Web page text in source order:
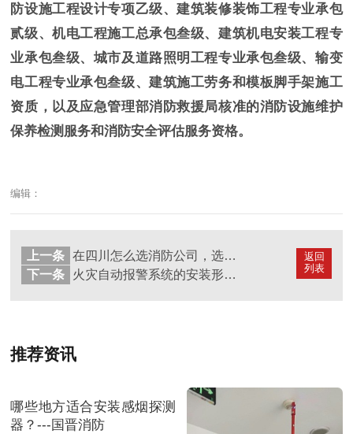
防设施工程设计专项乙级、建筑装修装饰工程专业承包
贰级、机电工程施工总承包叁级、建筑机电安装工程专
业承包叁级、城市及道路照明工程专业承包叁级、输变
电工程专业承包叁级、建筑施工劳务和模板脚手架施工
资质，以及应急管理部消防救援局核准的消防设施维护
保养检测服务和消防安全评估服务资格。
编辑：
返回
列表
上一条
在四川怎么选消防公司，选择消防公司须知--国晋消防
下一条
火灾自动报警系统的安装形式要求?国晋消防
推荐资讯
哪些地方适合安装感烟探测
器？---国晋消防